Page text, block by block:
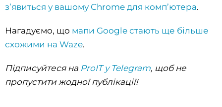
з’явиться у вашому Chrome для комп’ютера.
Нагадуємо, що мапи Google стають ще більше
схожими на Waze.
Підписуйтеся на ProIT у Telegram, щоб не
пропустити жодної публікації!